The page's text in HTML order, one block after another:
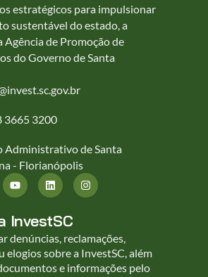
estratégicos para impulsionar
sustentável do estado, a
Agência de Promoção de
do Governo de Santa
3665 3200
Administrativo de Santa
- Florianópolis
InvestSC
denúncias, reclamações,
elogios sobre a InvestSC, além
e informações pelo